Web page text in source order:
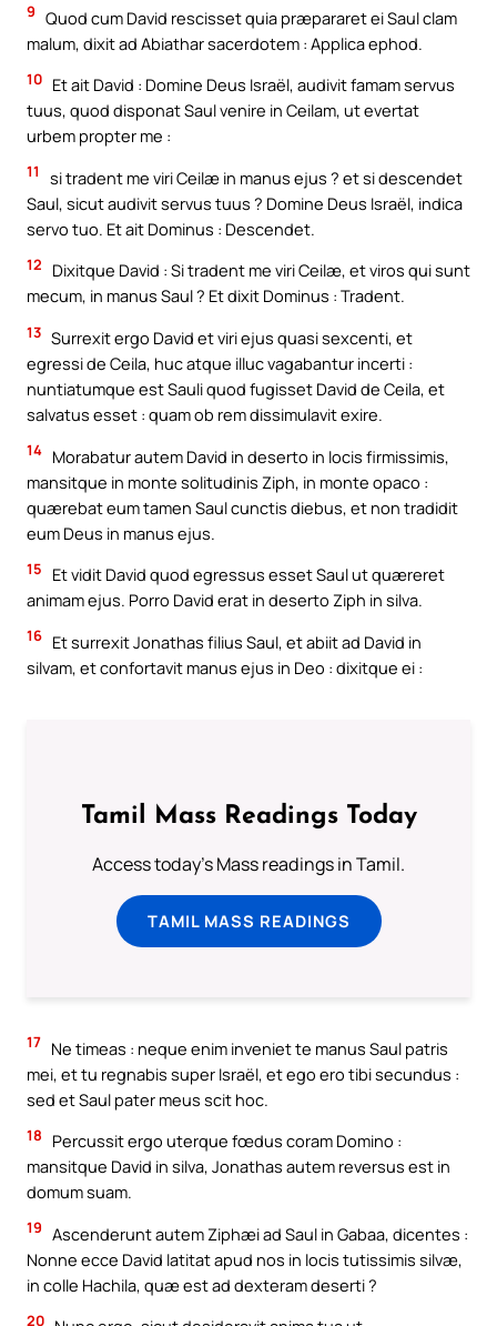
9 Quod cum David rescisset quia præpararet ei Saul clam
malum, dixit ad Abiathar sacerdotem : Applica ephod.
10 Et ait David : Domine Deus Israël, audivit famam servus
tuus, quod disponat Saul venire in Ceilam, ut evertat
urbem propter me :
11
si tradent me viri Ceilæ in manus ejus ? et si descendet
Saul, sicut audivit servus tuus ? Domine Deus Israël, indica
servo tuo. Et ait Dominus : Descendet.
12
Dixitque David : Si tradent me viri Ceilæ, et viros qui sunt
mecum, in manus Saul ? Et dixit Dominus : Tradent.
13 Surrexit ergo David et viri ejus quasi sexcenti, et
egressi de Ceila, huc atque illuc vagabantur incerti :
nuntiatumque est Sauli quod fugisset David de Ceila, et
salvatus esset : quam ob rem dissimulavit exire.
14 Morabatur autem David in deserto in locis firmissimis,
mansitque in monte solitudinis Ziph, in monte opaco :
quærebat eum tamen Saul cunctis diebus, et non tradidit
eum Deus in manus ejus.
15
Et vidit David quod egressus esset Saul ut quæreret
animam ejus. Porro David erat in deserto Ziph in silva.
16 Et surrexit Jonathas filius Saul, et abiit ad David in
silvam, et confortavit manus ejus in Deo : dixitque ei :
Tamil Mass Readings Today
Access today's Mass readings in Tamil.
TAMIL MASS READINGS
17 Ne timeas : neque enim inveniet te manus Saul patris
mei, et tu regnabis super Israël, et ego ero tibi secundus :
sed et Saul pater meus scit hoc.
18
Percussit ergo uterque fœdus coram Domino :
mansitque David in silva, Jonathas autem reversus est in
domum suam.
19 Ascenderunt autem Ziphæi ad Saul in Gabaa, dicentes :
Nonne ecce David latitat apud nos in locis tutissimis silvæ,
in colle Hachila, quæ est ad dexteram deserti ?
20